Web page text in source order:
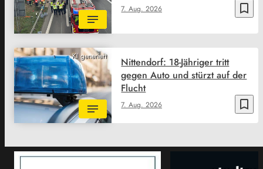
bookmark_border
7. Aug. 2026
KI generiert
bookmark_border
7. Aug. 2026
Nittendorf: 18-Jähriger tritt
gegen Auto und stürzt auf der
Flucht